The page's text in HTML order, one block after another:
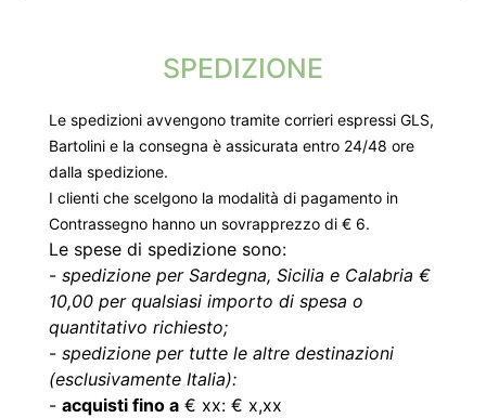
SPEDIZIONE
Le spedizioni avvengono tramite corrieri espressi GLS,
Bartolini e la consegna è assicurata entro 24/48 ore
dalla spedizione.
I clienti che scelgono la modalità di pagamento in
Contrassegno hanno un sovrapprezzo di € 6.
Le spese di spedizione sono:
- spedizione per Sardegna, Sicilia e Calabria €
10,00 per qualsiasi importo di spesa o
quantitativo richiesto;
- spedizione per tutte le altre destinazioni
(esclusivamente Italia):
- acquisti fino a € xx: € x,xx